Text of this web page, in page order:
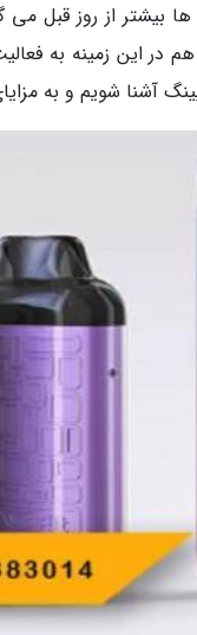
بیشتر از روز قبل
در این زمینه به
آشنا شویم و به